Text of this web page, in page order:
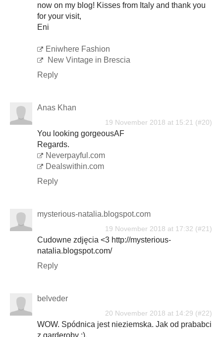
now on my blog! Kisses from Italy and thank you
for your visit,
Eni
Eniwhere Fashion
New Vintage in Brescia
Reply
Anas Khan
19 November 2018 at 15:21
You looking gorgeousAF
Regards.
Neverpayful.com
Dealswithin.com
Reply
mysterious-natalia.blogspot.com
19 November 2018 at 17:32
Cudowne zdjęcia <3 http://mysterious-
natalia.blogspot.com/
Reply
belveder
20 November 2018 at 14:29
WOW. Spódnica jest nieziemska. Jak od prababci
z garderoby ;).